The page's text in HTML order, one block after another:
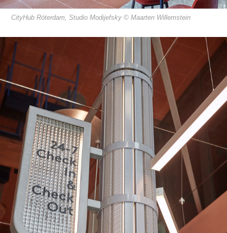
CityHub Róterdam, Studio Modijefsky © Maarten Willemstein